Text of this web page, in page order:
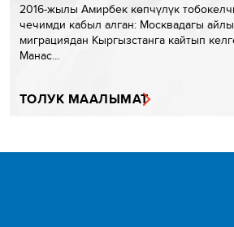
2016-жылы Амирбек көпчүлүк
чечимди кабыл алган: Москвадагы
миграциядан Кыргызстанга кайтып
Манас…
ТОЛУК МААЛЫМАТ